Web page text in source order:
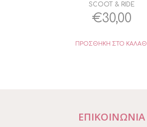
SCOOT & RIDE
€30,00
ΠΡΟΣΘΉΚΗ ΣΤΟ ΚΑΛΆΘΙ
ΕΠΙΚΟΙΝΩΝΙΑ